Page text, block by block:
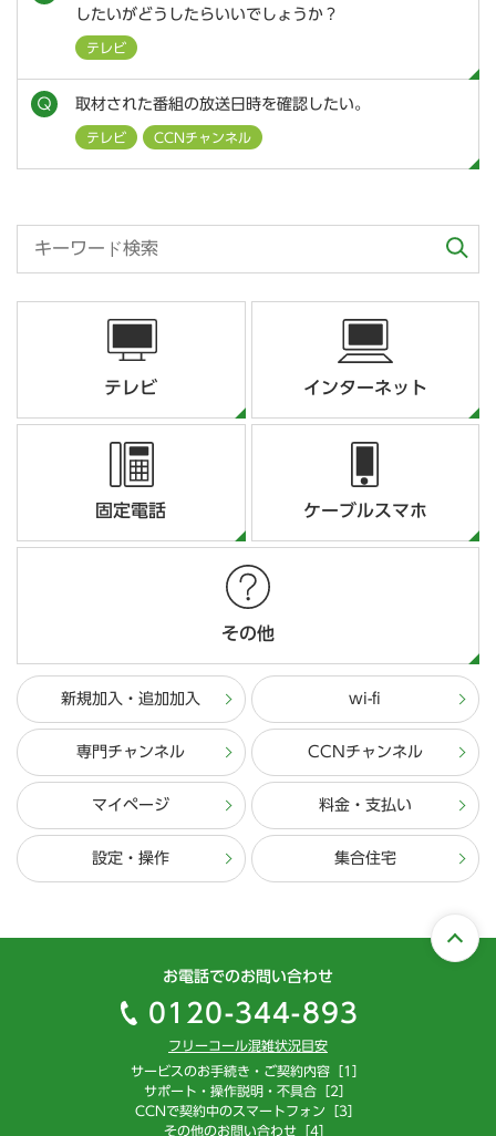
したいがどうしたらいいでしょうか？
テレビ
取材された番組の放送日時を確認したい。
テレビ CCNチャンネル
テレビ インターネット
固定電話 ケーブルスマホ
その他
新規加入・追加加入 wi-fi
専門チャンネル CCNチャンネル
マイページ 料金・支払い
設定・操作 集合住宅
お電話でのお問い合わせ
0120-344-893
フリーコール混雑状況目安
サービスのお手続き・ご契約内容［1］
サポート・操作説明・不具合［2］
CCNで契約中のスマートフォン［3］
その他のお問い合わせ［4］